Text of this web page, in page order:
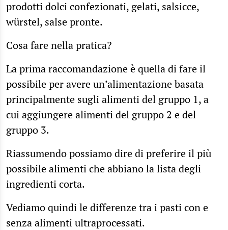
prodotti dolci confezionati, gelati, salsicce,
würstel, salse pronte.
Cosa fare nella pratica?
La prima raccomandazione è quella di fare il
possibile per avere un’alimentazione basata
principalmente sugli alimenti del gruppo 1, a
cui aggiungere alimenti del gruppo 2 e del
gruppo 3.
Riassumendo possiamo dire di preferire il più
possibile alimenti che abbiano la lista degli
ingredienti corta.
Vediamo quindi le differenze tra i pasti con e
senza alimenti ultraprocessati.